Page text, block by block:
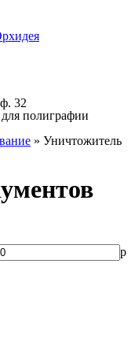
32
полиграфии
» Уничтожитель
р